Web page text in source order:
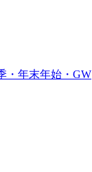
・年末年始・GW